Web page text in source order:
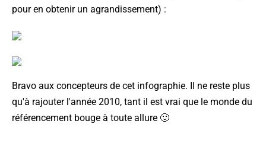
pour en obtenir un agrandissement) :
Bravo aux concepteurs de cet infographie. Il ne reste plus
qu'à rajouter l'année 2010, tant il est vrai que le monde du
référencement bouge à toute allure 🙂